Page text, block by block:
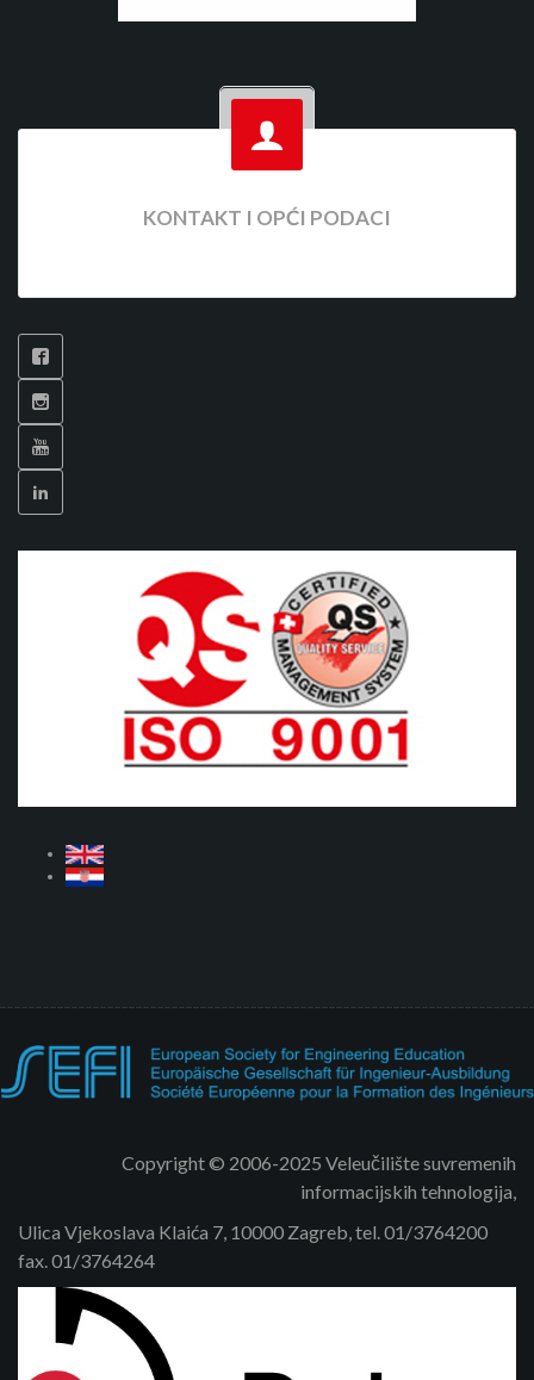
KONTAKT I OPĆI PODACI
Copyright © 2006-2025 Veleučilište suvremenih
informacijskih tehnologija,
Ulica Vjekoslava Klaića 7, 10000 Zagreb, tel. 01/3764200
fax. 01/3764264